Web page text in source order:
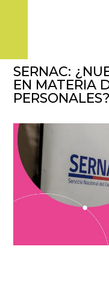
SERNAC:
EN MATERIA
PERSONALES?